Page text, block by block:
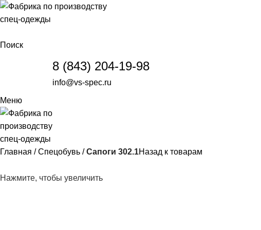
Поиск
8 (843) 204-19-98
info@vs-spec.ru
Меню
Главная Спецобувь Сапоги 302.1Назад к товарам
Нажмите, чтобы увеличить